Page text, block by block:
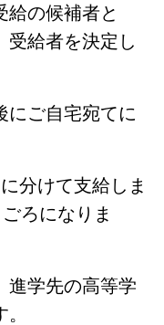
給の候補者と
受給者を決定し
にご自宅宛てに
分けて支給しま
ろになりま
進学先の高等学